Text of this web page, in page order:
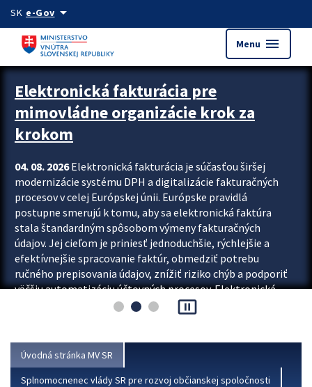
Preskocit na hlavný obsah
SK e-Govarrow_drop_down
Menu menu
Zastavit automatický posun upútavok
Elektronická fakturácia pre
mimovládne organizácie krok za
krokom
04. 08. 2026Elektronická fakturácia je súčasťou širšej
modernizácie systému DPH a digitalizácie fakturačných
procesov v celej Európskej únii. Európske pravidlá
postupne smerujú k tomu, aby sa elektronická faktúra
stala štandardným spôsobom výmeny fakturačných
údajov. Jej cieľom je priniesť jednoduchšie, rýchlejšie a
efektívnejšie spracovanie faktúr, obmedziť potrebu
ručného prepisovania údajov, znížiť riziko chýb a podporiť
väčšiu automatizáciu účtovných procesov. Elektronická
fakturácia preto nepredstavuje...
pause_presentation
Úvodná stránka MV SR
Splnomocnenec vlády SR pre rozvoj občianskej spoločnosti